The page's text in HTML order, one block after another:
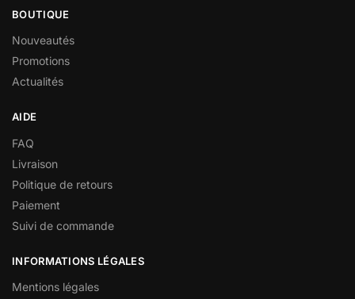
BOUTIQUE
Nouveautés
Promotions
Actualités
AIDE
FAQ
Livraison
Politique de retours
Paiement
Suivi de commande
INFORMATIONS LÉGALES
Mentions légales